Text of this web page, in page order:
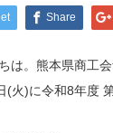
第
60
本
県
商
工
Share
は。熊本県商工
(火)に令和8年度